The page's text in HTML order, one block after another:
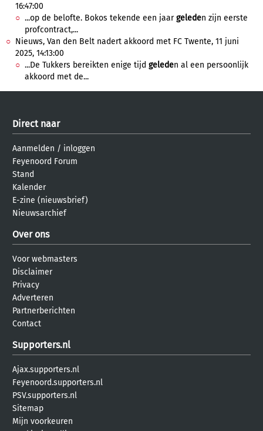
16:47:00
...op de belofte. Bokos tekende een jaargeleden zijn eerste
profcontract,...
Nieuws, Van den Belt nadert akkoord met FC Twente, 11 juni
2025, 14:13:00
...De Tukkers bereikten enige tijd geleden al een persoonlijk
akkoord met de...
Direct naar
Aanmelden / inloggen
Feyenoord Forum
Stand
Kalender
E-zine (nieuwsbrief)
Nieuwsarchief
Over ons
Voor webmasters
Disclaimer
Privacy
Adverteren
Partnerberichten
Contact
Supporters.nl
Ajax.supporters.nl
Feyenoord.supporters.nl
PSV.supporters.nl
Sitemap
Mijn voorkeuren